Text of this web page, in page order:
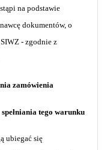
na podstawie
dokumentów, o
- zgodnie z
zamówienia
tego warunku
ubiegać się